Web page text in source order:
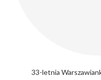
33-letnia